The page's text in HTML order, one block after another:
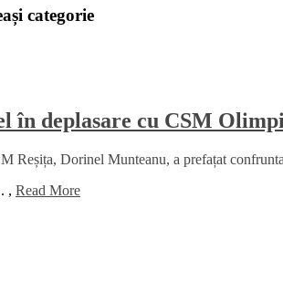
categorie
în deplasare cu CSM
Reșița, Dorinel Munteanu, a prefațat
, Read More